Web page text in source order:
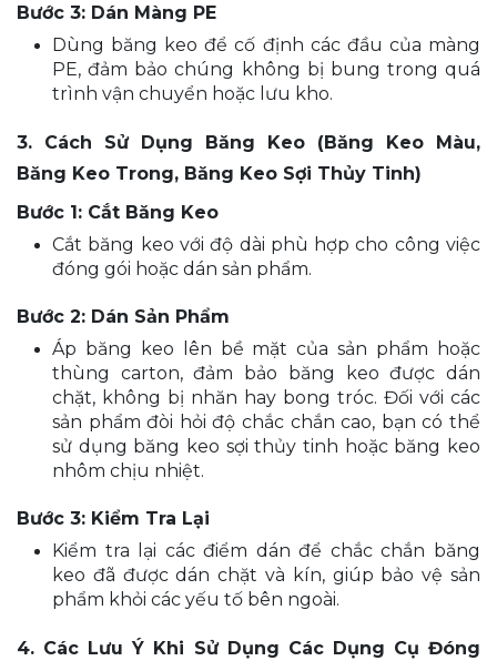
Bước 3: Dán Màng PE
Dùng băng keo để cố định các đầu của màng
PE, đảm bảo chúng không bị bung trong quá
trình vận chuyển hoặc lưu kho.
3. Cách Sử Dụng Băng Keo (Băng Keo Màu,
Băng Keo Trong, Băng Keo Sợi Thủy Tinh)
Bước 1: Cắt Băng Keo
Cắt băng keo với độ dài phù hợp cho công việc
đóng gói hoặc dán sản phẩm.
Bước 2: Dán Sản Phẩm
Áp băng keo lên bề mặt của sản phẩm hoặc
thùng carton, đảm bảo băng keo được dán
chặt, không bị nhăn hay bong tróc. Đối với các
sản phẩm đòi hỏi độ chắc chắn cao, bạn có thể
sử dụng băng keo sợi thủy tinh hoặc băng keo
nhôm chịu nhiệt.
Bước 3: Kiểm Tra Lại
Kiểm tra lại các điểm dán để chắc chắn băng
keo đã được dán chặt và kín, giúp bảo vệ sản
phẩm khỏi các yếu tố bên ngoài.
4. Các Lưu Ý Khi Sử Dụng Các Dụng Cụ Đóng